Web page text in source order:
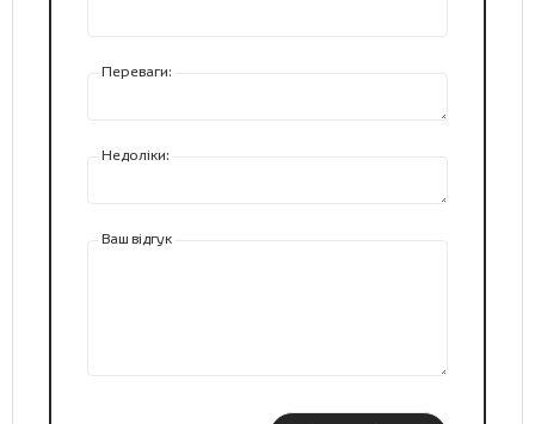
Переваги:
Недоліки:
Ваш відгук